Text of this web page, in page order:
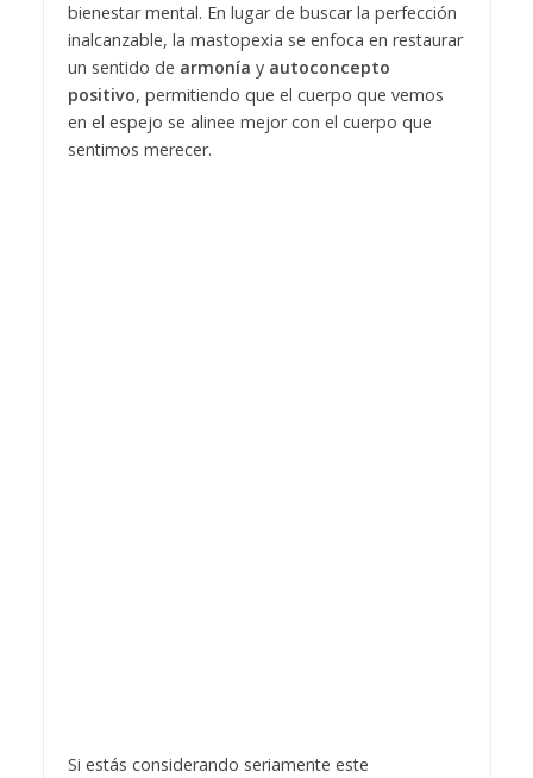
bienestar mental. En lugar de buscar la perfección
inalcanzable, la mastopexia se enfoca en restaurar
un sentido de armonía y autoconcepto
positivo, permitiendo que el cuerpo que vemos
en el espejo se alinee mejor con el cuerpo que
sentimos merecer.
Si estás considerando seriamente este